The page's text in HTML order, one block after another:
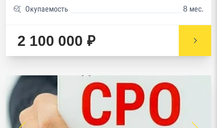
Окупаемость
8 мес.
2 100 000 ₽